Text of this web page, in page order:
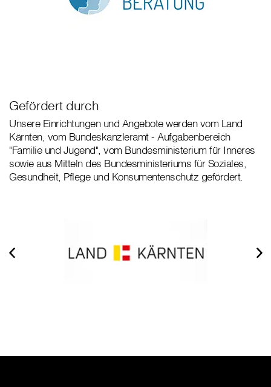
Gefördert durch
Unsere Einrichtungen und Angebote werden vom Land
Kärnten, vom Bundeskanzleramt - Aufgabenbereich
"Familie und Jugend", vom Bundesministerium für Inneres
sowie aus Mitteln des Bundesministeriums für Soziales,
Gesundheit, Pflege und Konsumentenschutz gefördert.